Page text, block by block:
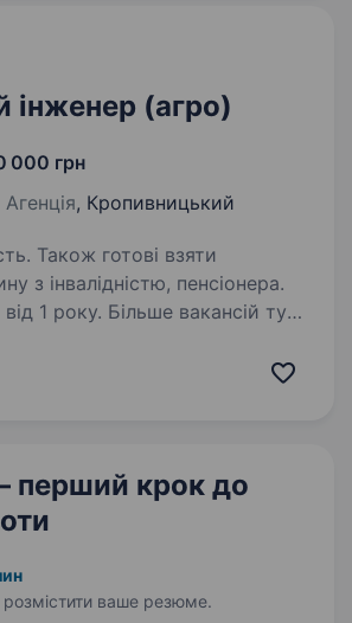
інженер (агро)
000 грн
Агенція, Кропивницький
Також готові взяти
з інвалідністю, пенсіонера.
вакансій тут,
HR.P.a.r.t.n.e.r.Rivne/
перший крок до
ваше резюме.